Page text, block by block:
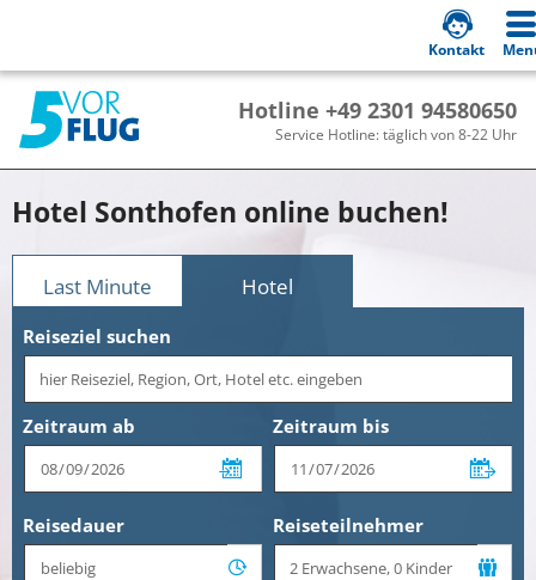
Hotline +49 2301 94580650
Service Hotline: täglich von 8-22 Uhr
Kontakt
Hotel Sonthofen online buchen!
Last Minute Hotel
Reiseziel suchen
Zeitraum ab Zeitraum bis
Reisedauer Reiseteilnehmer